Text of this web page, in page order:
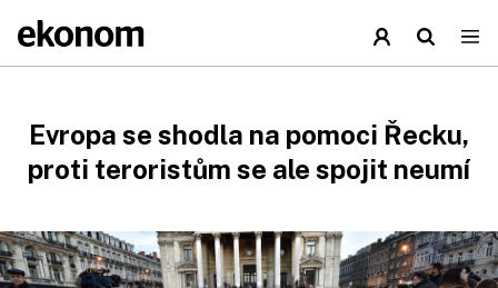
Evropa se shodla na pomoci Řecku,
proti teroristům se ale spojit neumí